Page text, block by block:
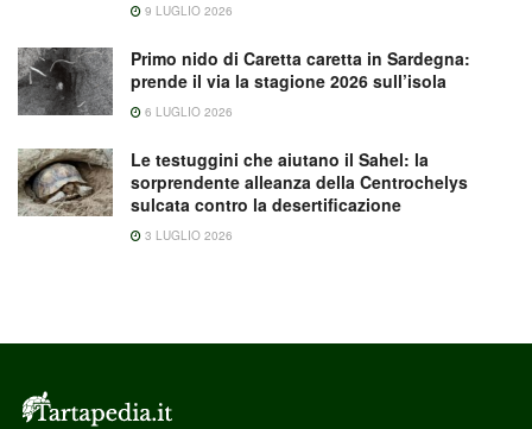
9 LUGLIO 2026
Primo nido di Caretta caretta in Sardegna:
prende il via la stagione 2026 sull’isola
6 LUGLIO 2026
Le testuggini che aiutano il Sahel: la
sorprendente alleanza della Centrochelys
sulcata contro la desertificazione
3 LUGLIO 2026